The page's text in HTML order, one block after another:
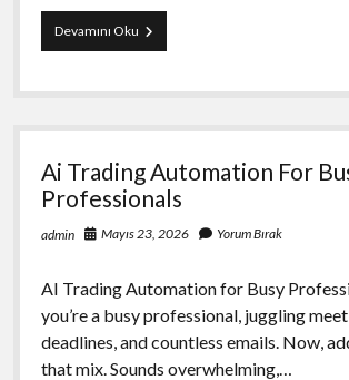
Devamını OkuPur
Panels
Their
İn
Efficient
Construction
Ai Trading Automation For
Professionals
admin Mayıs 23, 2026 Yorum Bırak
AI Trading Automation for Busy
you’re a busy professional, juggling
deadlines, and countless emails. Now,
that mix. Sounds overwhelming,…